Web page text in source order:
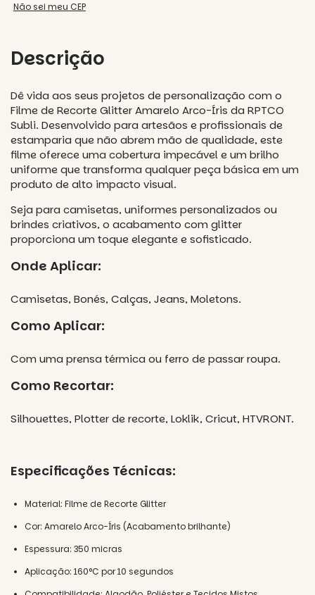
Não sei meu CEP
Descrição
Dê vida aos seus projetos de personalização com o
Filme de Recorte Glitter Amarelo Arco-Íris da RPTCO
Subli. Desenvolvido para artesãos e profissionais de
estamparia que não abrem mão de qualidade, este
filme oferece uma cobertura impecável e um brilho
uniforme que transforma qualquer peça básica em um
produto de alto impacto visual.
Seja para camisetas, uniformes personalizados ou
brindes criativos, o acabamento com glitter
proporciona um toque elegante e sofisticado.
Onde Aplicar:
Camisetas, Bonés, Calças, Jeans, Moletons.
Como Aplicar:
Com uma prensa térmica ou ferro de passar roupa.
Como Recortar:
Silhouettes, Plotter de recorte, Loklik, Cricut, HTVRONT.
Especificações Técnicas:
Material: Filme de Recorte Glitter
Cor: Amarelo Arco-Íris (Acabamento brilhante)
Espessura: 350 micras
Aplicação: 160°C por 10 segundos